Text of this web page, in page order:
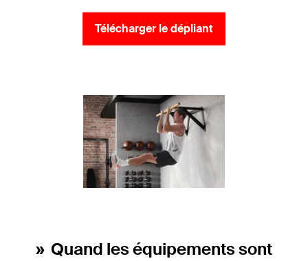
Télécharger le dépliant
Quand les équipements sont